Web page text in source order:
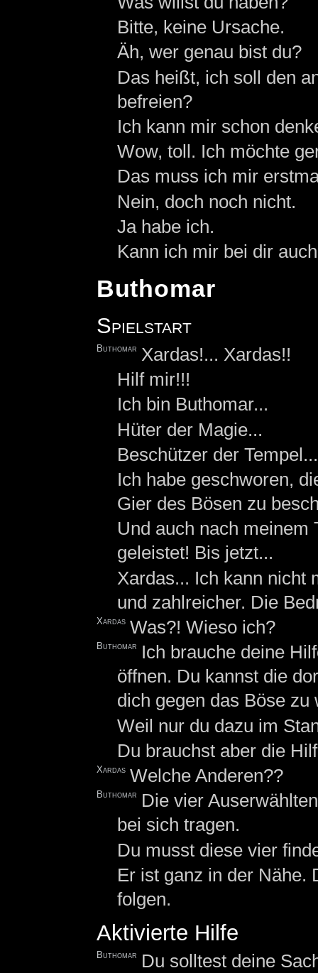
Bitte, keine Ursache.
Äh, wer genau bist du?
Das heißt, ich soll den
befreien?
Ich kann mir schon
Wow, toll. Ich möchte
Das muss ich mir
Nein, doch noch nicht.
Ja habe ich.
Kann ich mir bei dir
Buthomar
Spielstart
Buthomar Xardas!... Xardas!!
Hilf mir!!!
Ich bin Buthomar...
Hüter der Magie...
Beschützer der Tempel...
Ich habe geschworen,
Gier des Bösen zu
Und auch nach meinem
geleistet! Bis jetzt...
Xardas... Ich kann nicht
und zahlreicher. Die
Xardas Was?! Wieso ich?
Buthomar
Ich brauche deine
öffnen. Du kannst die
dich gegen das Böse zu
Weil nur du dazu im
Du brauchst aber die
Xardas Welche Anderen??
Buthomar
Die vier
bei sich tragen.
Du musst diese vier
Er ist ganz in der Nähe.
folgen.
Aktivierte Hilfe
Buthomar Du solltest deine